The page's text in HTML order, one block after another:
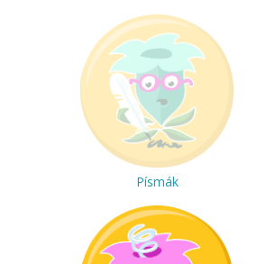
Písmák